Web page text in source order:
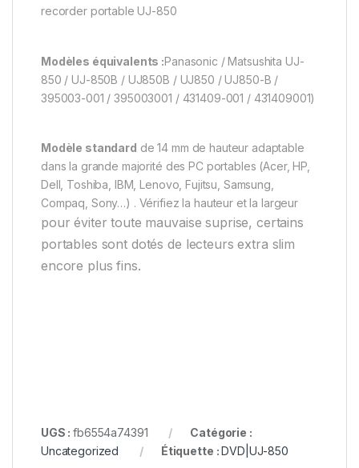
recorder portable UJ-850
Modèles équivalents :Panasonic / Matsushita UJ-
850 / UJ-850B / UJ850B / UJ850 / UJ850-B /
395003-001 / 395003001 / 431409-001 / 431409001)
Modèle standard de 14 mm de hauteur adaptable
dans la grande majorité des PC portables (Acer, HP,
Dell, Toshiba, IBM, Lenovo, Fujitsu, Samsung,
Compaq, Sony…) . Vérifiez la hauteur et la largeur
pour éviter toute mauvaise suprise, certains
portables sont dotés de lecteurs extra slim
encore plus fins.
UGS :fb6554a74391
Catégorie :
Uncategorized
Étiquette : DVD|UJ-850